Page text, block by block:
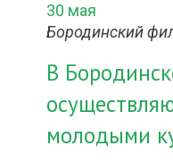
30 мая
Бородинский
В
молодыми